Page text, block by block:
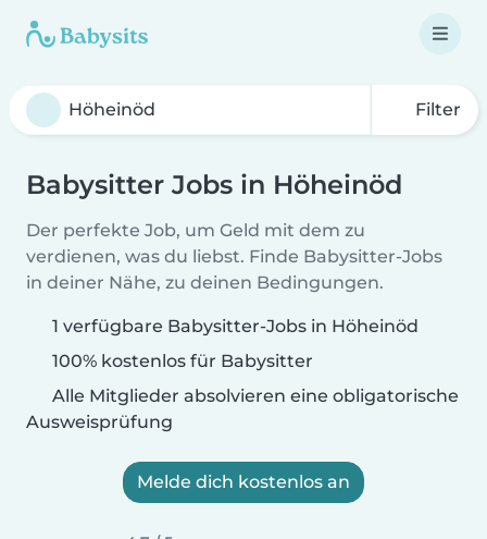
Filter
Babysitter Jobs in Höheinöd
Der perfekte Job, um Geld mit dem zu
verdienen, was du liebst. Finde Babysitter-Jobs
in deiner Nähe, zu deinen Bedingungen.
1 verfügbare Babysitter-Jobs in Höheinöd
100% kostenlos für Babysitter
Alle Mitglieder absolvieren eine obligatorische
Ausweisprüfung
Melde dich kostenlos an